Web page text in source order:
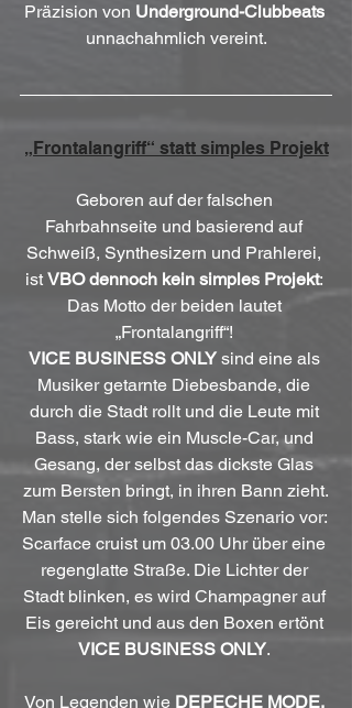
Präzision von Underground-Clubbeats
unnachahmlich vereint.
„Frontalangriff“ statt simples Projekt
Geboren auf der falschen
Fahrbahnseite und basierend auf
Schweiß, Synthesizern und Prahlerei,
ist VBO dennoch kein simples Projekt:
Das Motto der beiden lautet
„Frontalangriff“!
VICE BUSINESS ONLY sind eine als
Musiker getarnte Diebesbande, die
durch die Stadt rollt und die Leute mit
Bass, stark wie ein Muscle-Car, und
Gesang, der selbst das dickste Glas
zum Bersten bringt, in ihren Bann zieht.
Man stelle sich folgendes Szenario vor:
Scarface cruist um 03.00 Uhr über eine
regenglatte Straße. Die Lichter der
Stadt blinken, es wird Champagner auf
Eis gereicht und aus den Boxen ertönt
VICE BUSINESS ONLY.
Von Legenden wie DEPECHE MODE,